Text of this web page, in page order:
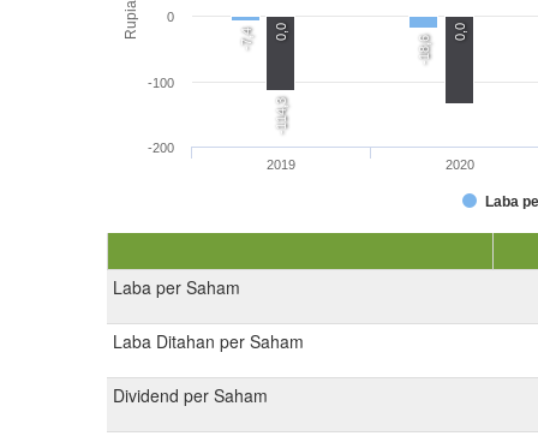
Rupiah -7,4 -18,6
-114,3
0,0 0,0
Laba
2019 2020
-200
-100
0
Laba per Saham
Laba Ditahan per Saham
Dividend per Saham